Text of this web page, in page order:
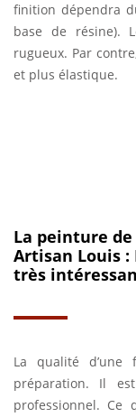
finition dépendra
base de résine).
rugueux. Par
et plus élastique.
La peinture
Artisan Louis :
très
La qualité d’une
préparation. Il
professionnel. Ce